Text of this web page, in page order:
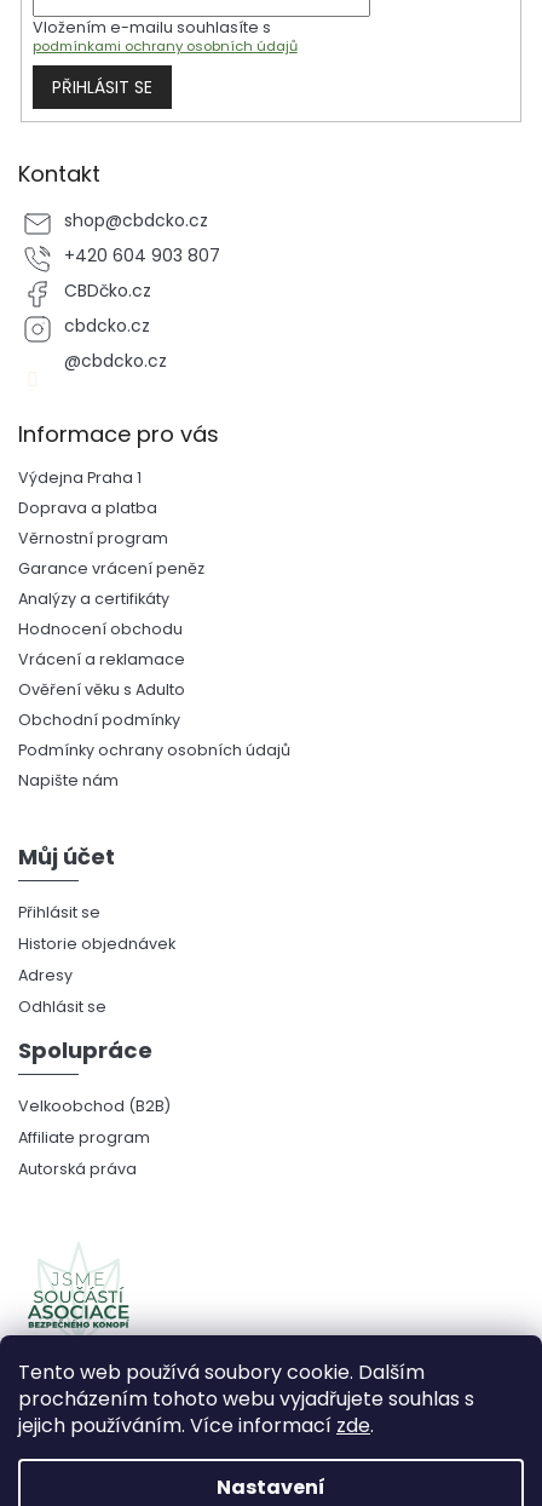
Tento web používá soubory cookie. Dalším
procházením tohoto webu vyjadřujete souhlas s
jejich používáním. Více informací zde.
Nastavení
Vložením e-mailu souhlasíte s
podmínkami ochrany osobních údajů
PŘIHLÁSIT SE
Kontakt
shop@cbdcko.cz
+420 604 903 807
CBDčko.cz
cbdcko.cz
@cbdcko.cz
Informace pro vás
Výdejna Praha 1
Doprava a platba
Věrnostní program
Garance vrácení peněz
Analýzy a certifikáty
Hodnocení obchodu
Vrácení a reklamace
Ověření věku s Adulto
Obchodní podmínky
Podmínky ochrany osobních údajů
Napište nám
Můj účet
Přihlásit se
Historie objednávek
Adresy
Odhlásit se
Spolupráce
Velkoobchod (B2B)
Affiliate program
Autorská práva